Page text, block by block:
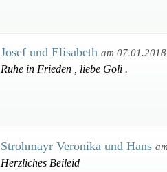
Josef und Elisabeth am 07.01.2018
Ruhe in Frieden , liebe Goli .
Strohmayr Veronika und Hans
Herzliches Beileid